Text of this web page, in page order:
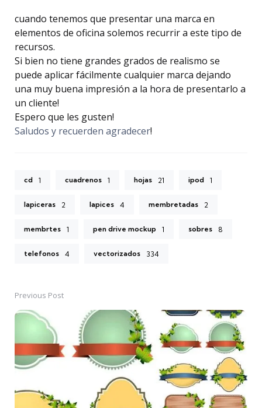
cuando tenemos que presentar una marca en
elementos de oficina solemos recurrir a este tipo de
recursos.
Si bien no tiene grandes grados de realismo se
puede aplicar fácilmente cualquier marca dejando
una muy buena impresión a la hora de presentarlo a
un cliente!
Espero que les gusten!
Saludos y recuerden agradecer!
cd 1 cuadrenos 1 hojas 21 ipod 1
lapiceras 2 lapices 4 membretadas 2
membrtes 1 pen drive mockup 1 sobres 8
telefonos 4 vectorizados 334
Post
navigation
Previous Post